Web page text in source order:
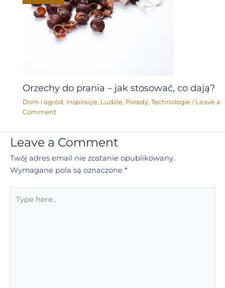
Orzechy do prania – jak stosować, co dają?
Dom i ogród, Inspiracje, Ludzie, Porady, Technologie / Leave a
Comment
Leave a Comment
Twój adres email nie zostanie opublikowany.
Wymagane pola są oznaczone *
here..